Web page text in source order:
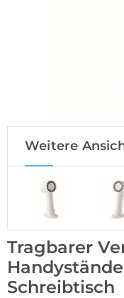
Weitere
Tragbarer
Schreibtisch